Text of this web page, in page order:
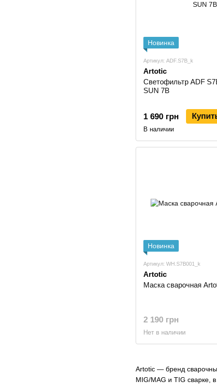
Artotic — бренд
MIG/MAG и TIG сварке,
Новинка
Артикул: ADF.S7B_k
Artotic
Светофильтр ADF
SUN 7B
1 690 грн
В наличии
Новинка
Артикул: WH.S7B001_k
Artotic
Маска сварочная
2 190 грн
Нет в наличии